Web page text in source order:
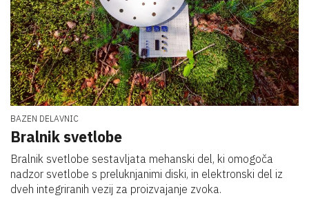
BAZEN DELAVNIC
Bralnik svetlobe
Bralnik svetlobe sestavljata mehanski del, ki omogoča
nadzor svetlobe s preluknjanimi diski, in elektronski del iz
dveh integriranih vezij za proizvajanje zvoka.